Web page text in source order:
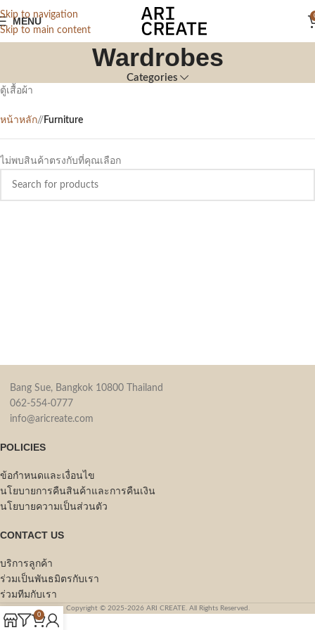
Skip to navigation
Skip to main content
MENU
Wardrobes
Categories
ตู้เสื้อผ้า
หน้าหลัก/ Furniture
ไม่พบสินค้าตรงกับที่คุณเลือก
Bang Sue, Bangkok 10800 Thailand
062-554-0777
info@aricreate.com
POLICIES
ข้อกำหนดและเงื่อนไข
นโยบายการคืนสินค้าและการคืนเงิน
นโยบายความเป็นส่วนตัว
CONTACT US
บริการลูกค้า
ร่วมเป็นพันธมิตรกับเรา
ร่วมทีมกับเรา
Copyright © 2025-2026 ARI CREATE. All Rights Reserved.
0